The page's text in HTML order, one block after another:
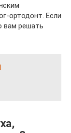
ортодонт. Если
вам решать